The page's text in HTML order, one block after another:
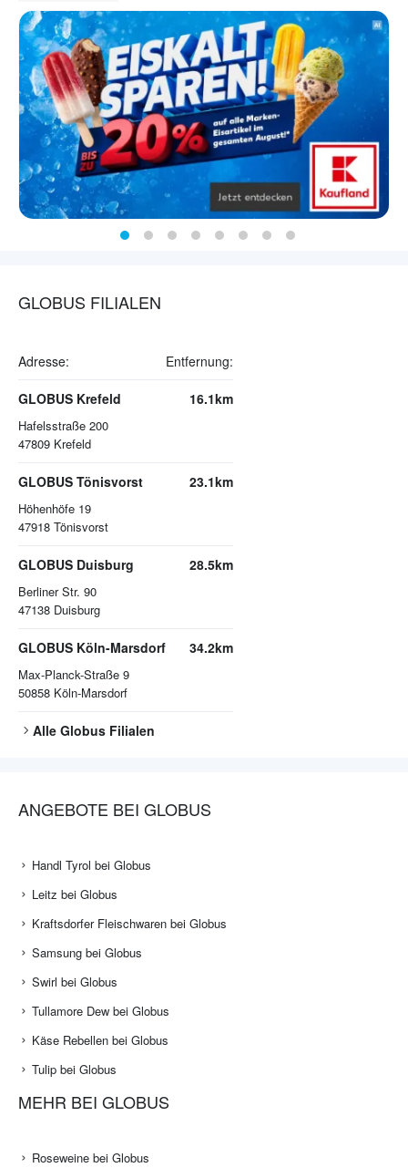
GLOBUS FILIALEN
Adresse: Entfernung:
GLOBUS Krefeld
Hafelsstraße 200
47809 Krefeld
16.1km
GLOBUS Tönisvorst
Höhenhöfe 19
47918 Tönisvorst
23.1km
GLOBUS Duisburg
Berliner Str. 90
47138 Duisburg
28.5km
GLOBUS Köln-Marsdorf
Max-Planck-Straße 9
50858 Köln-Marsdorf
34.2km
Alle Globus Filialen
ANGEBOTE BEI GLOBUS
Handl Tyrol bei Globus
Leitz bei Globus
Kraftsdorfer Fleischwaren bei Globus
Samsung bei Globus
Swirl bei Globus
Tullamore Dew bei Globus
Käse Rebellen bei Globus
Tulip bei Globus
MEHR BEI GLOBUS
Roseweine bei Globus